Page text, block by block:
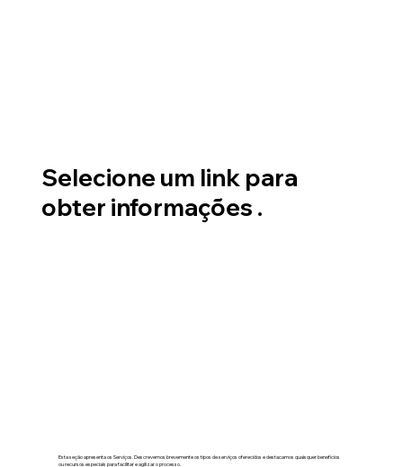
Selecione um link para
obter informações .
Esta seção apresenta os Serviços. Descrevemos brevemente os tipos de serviços oferecidos e destacamos quaisquer benefícios
ou recursos especiais para facilitar e agilizar o processo.